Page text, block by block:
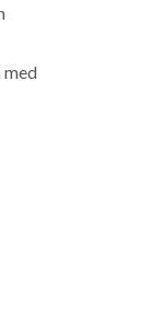
med